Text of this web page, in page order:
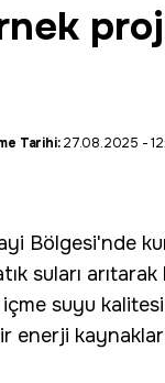
Tarihi:27.08.2025 -
Bölgesi'nde
suları
suyu
enerji